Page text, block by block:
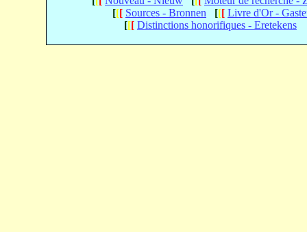
[[[ Sources - Bronnen [[[ Livre d'Or -
[[[ Distinctions honorifiques - Eretekens